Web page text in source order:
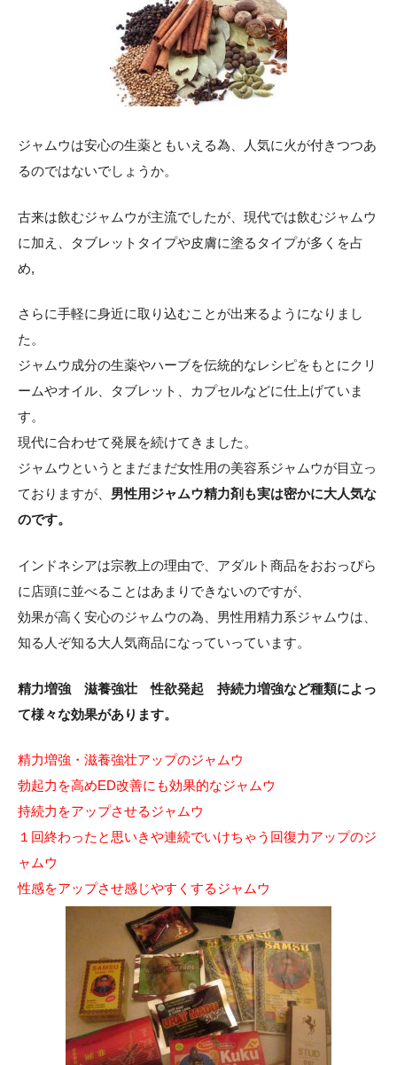
ジャムウは安心の生薬ともいえる為、人気に火が付きつつあ
るのではないでしょうか。
古来は飲むジャムウが主流でしたが、現代では飲むジャムウ
に加え、タブレットタイプや皮膚に塗るタイプが多くを占
め,
さらに手軽に身近に取り込むことが出来るようになりまし
た。
ジャムウ成分の生薬やハーブを伝統的なレシピをもとにクリ
ームやオイル、タブレット、カプセルなどに仕上げていま
す。
現代に合わせて発展を続けてきました。
ジャムウというとまだまだ女性用の美容系ジャムウが目立っ
ておりますが、 男性用ジャムウ精力剤も実は密かに大人気な
のです。
インドネシアは宗教上の理由で、アダルト商品をおおっぴら
に店頭に並べることはあまりできないのですが、
効果が高く安心のジャムウの為、男性用精力系ジャムウは、
知る人ぞ知る大人気商品になっていっています。
精力増強 滋養強壮 性欲発起 持続力増強など種類によっ
て様々な効果があります。
精力増強・滋養強壮アップのジャムウ
勃起力を高めED改善にも効果的なジャムウ
持続力をアップさせるジャムウ
１回終わったと思いきや連続でいけちゃう回復力アップのジ
ャムウ
性感をアップさせ感じやすくするジャムウ